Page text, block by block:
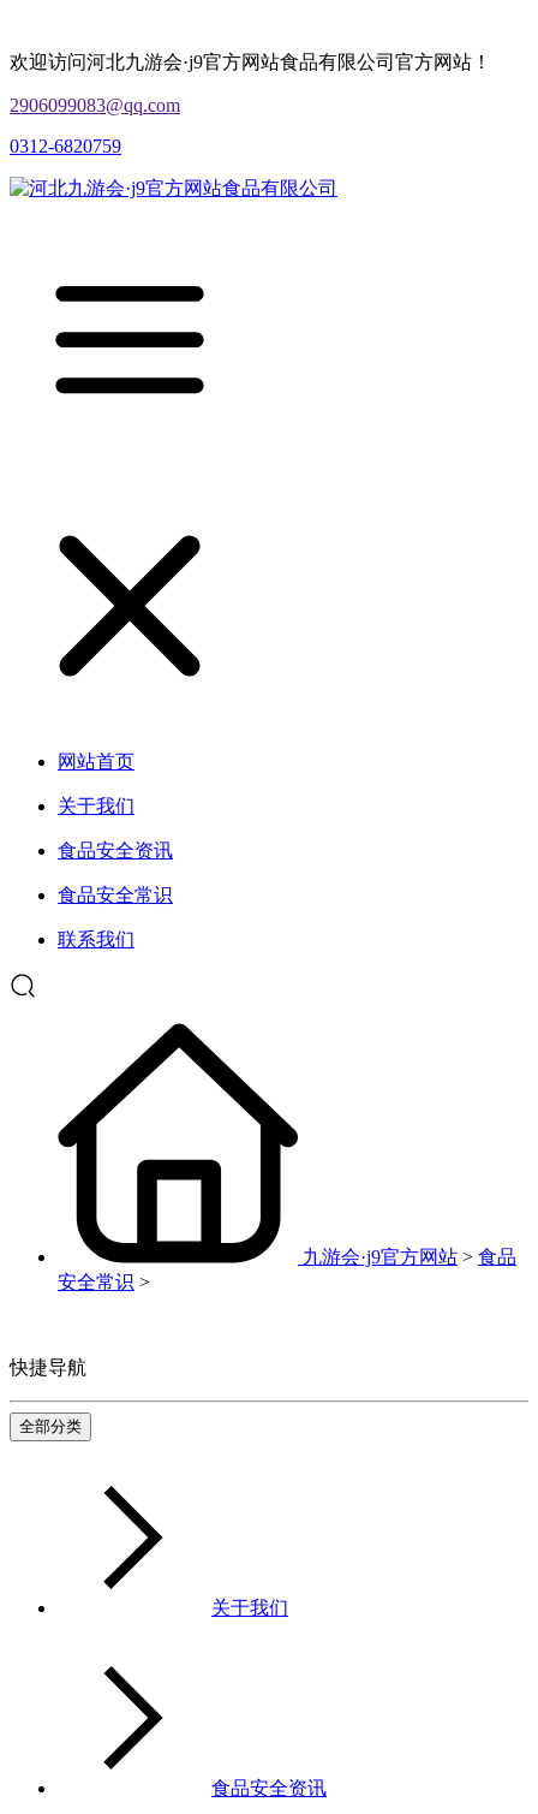
欢迎访问河北九游会·j9官方网站食品有限公司官方网站！
2906099083@qq.com
0312-6820759
网站首页
关于我们
食品安全资讯
食品安全常识
联系我们
九游会·j9官方网站 > 食品
安全常识 >
快捷导航
全部分类
关于我们
食品安全资讯